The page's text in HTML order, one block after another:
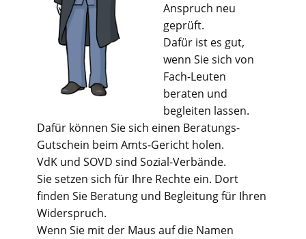
Anspruch neu
geprüft.
Dafür ist es gut,
wenn Sie sich von
Fach-Leuten
beraten und
begleiten lassen.
Dafür können Sie sich einen Beratungs-
Gutschein beim Amts-Gericht holen.
VdK und SOVD sind Sozial-Verbände.
Sie setzen sich für Ihre Rechte ein. Dort
finden Sie Beratung und Begleitung für Ihren
Widerspruch.
Wenn Sie mit der Maus auf die Namen